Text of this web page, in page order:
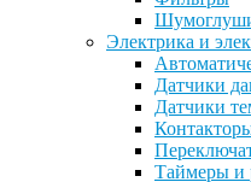
Электрика и
Датчики
Датчики
Таймеры и